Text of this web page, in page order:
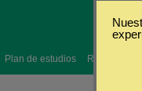
Plan de estudios Requisitos